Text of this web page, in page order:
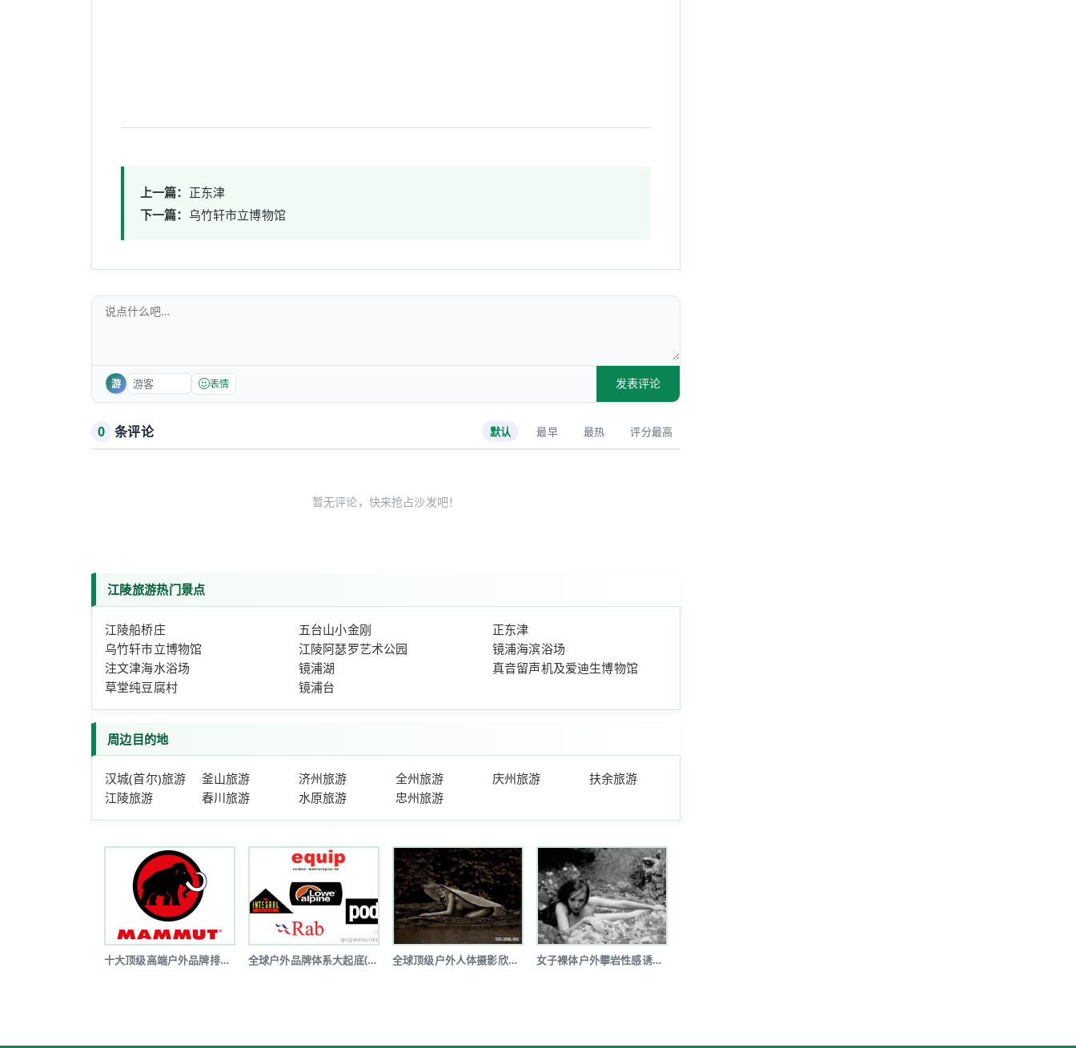
上一篇： 正东津
下一篇： 乌竹轩市立博物馆
游 表情 发表评论
0 条评论 默认 最早 最热 评分最高
暂无评论，快来抢占沙发吧！
江陵旅游热门景点
江陵船桥庄 五台山小金刚
正东津
乌竹轩市立博物馆
江陵阿瑟罗艺术公园
镜浦海滨浴场
注文津海水浴场
镜浦湖
真音留声机及爱迪生博物馆
草堂纯豆腐村
镜浦台
周边目的地
汉城(首尔)旅游 釜山旅游 济州旅游 全州旅游 庆州旅游
扶余旅游
江陵旅游
春川旅游 水原旅游 忠州旅游
十大顶级高端户外品牌排行榜 全球户外品牌体系大起底(图文详解) 全球顶级户外人体摄影欣赏(图) 女子裸体户外攀岩性感诱惑令人瞠目(图...